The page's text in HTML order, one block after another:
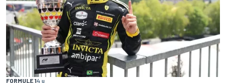
FORMULE 14 u